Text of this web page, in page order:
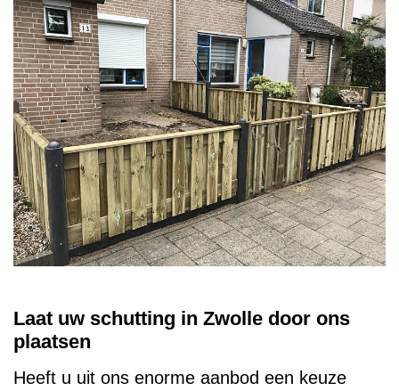
Laat uw schutting in Zwolle door ons
plaatsen
Heeft u uit ons enorme aanbod een keuze